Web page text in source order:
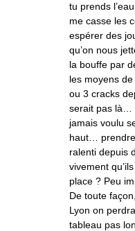
tu prends
me casse les
espérer des
qu’on nous
la bouffe par
les moyens
ou 3 cracks
serait pas là…
jamais voulu
haut…
ralenti depuis
vivement
place ? Peu
De toute
Lyon on
tableau pas